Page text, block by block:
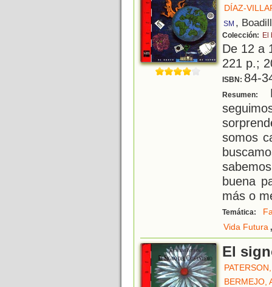
DÍAZ-
SM ,
Colección: El
De 12 a
221 p.;
ISBN: 84-
Resumen:
somos
buena
más o
Temática:
Vida Futura
El
BERMEJO,